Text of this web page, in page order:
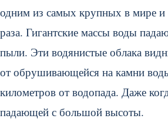
одним из самых крупных в мире и
раза. Гигантские массы воды
пыли. Эти водянистые облака
от обрушивающейся на камни
километров от водопада. Даже
падающей с большой высоты.